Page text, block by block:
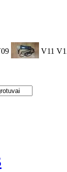
V11